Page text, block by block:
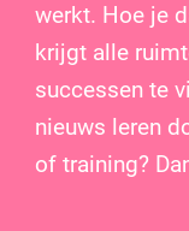
werkt. Hoe je
krijgt alle
successen te
nieuws leren
of training?